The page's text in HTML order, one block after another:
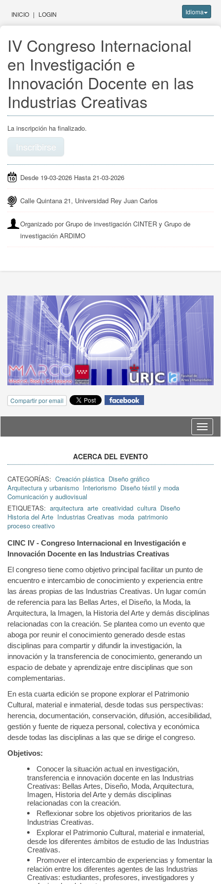
INICIO | LOGIN Idioma
IV Congreso Internacional
en Investigación e
Innovación Docente en las
Industrias Creativas
La inscripción ha finalizado.
Inscribirse
Desde 19-03-2026 Hasta 21-03-2026
Calle Quintana 21, Universidad Rey Juan Carlos
Organizado por Grupo de investigación CINTER y Grupo de
investigación ARDIMO
Compartir por email
Idioma
ACERCA DEL EVENTO
CATEGORÍAS: Creación plástica Diseño gráfico
Arquitectura y urbanismo Interiorismo Diseño téxtil y moda
Comunicación y audiovisual
ETIQUETAS: arquitectura arte creatividad cultura Diseño
Historia del Arte Industrias Creativas moda patrimonio
proceso creativo
CINC IV - Congreso Internacional en Investigación e
Innovación Docente en las Industrias Creativas
El congreso tiene como objetivo principal facilitar un punto de
encuentro e intercambio de conocimiento y experiencia entre
las áreas propias de las Industrias Creativas. Un lugar común
de referencia para las Bellas Artes, el Diseño, la Moda, la
Arquitectura, la Imagen, la Historia del Arte y demás disciplinas
relacionadas con la creación. Se plantea como un evento que
aboga por reunir el conocimiento generado desde estas
disciplinas para compartir y difundir la investigación, la
innovación y la transferencia de conocimiento, generando un
espacio de debate y aprendizaje entre disciplinas que son
complementarias.
En esta cuarta edición se propone explorar el Patrimonio
Cultural, material e inmaterial, desde todas sus perspectivas:
herencia, documentación, conservación, difusión, accesibilidad,
gestión y fuente de riqueza personal, colectiva y económica
desde todas las disciplinas a las que se dirige el congreso.
Objetivos:
Conocer la situación actual en investigación,
transferencia e innovación docente en las Industrias
Creativas: Bellas Artes, Diseño, Moda, Arquitectura,
Imagen, Historia del Arte y demás disciplinas
relacionadas con la creación.
Reflexionar sobre los objetivos prioritarios de las
Industrias Creativas.
Explorar el Patrimonio Cultural, material e inmaterial,
desde los diferentes ámbitos de estudio de las Industrias
Creativas.
Promover el intercambio de experiencias y fomentar la
relación entre los diferentes agentes de las Industrias
Creativas: estudiantes, profesores, investigadores y